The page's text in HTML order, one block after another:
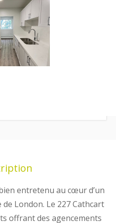
entretenu au cœur d’un
London. Le 227 Cathcart
offrant des agencements